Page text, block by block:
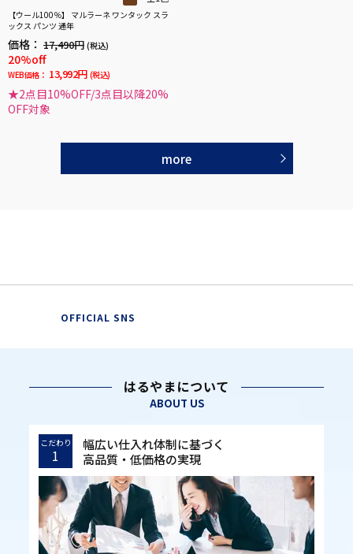
【ウール100％】 マルラーネ ワンタック スラ
ックス パンツ 通年
価格： 17,490円 (税込)
20%off
WEB価格： 13,992円 (税込)
★2点目10%OFF/3点目以降20%
OFF対象
more
OFFICIAL SNS
はるやまについて
ABOUT US
こだわり
1
幅広い仕入れ体制に基づく
高品質・低価格の実現